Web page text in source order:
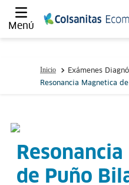
Menú
Exámenes
Resonancia Magnetica
de Puño